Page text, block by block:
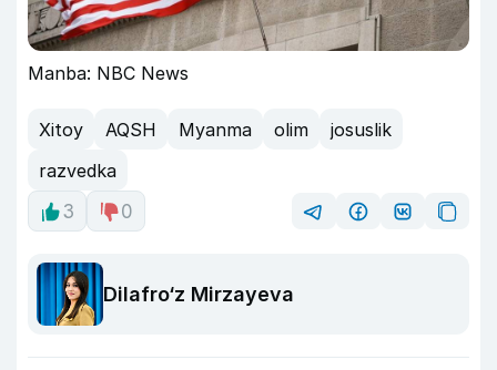
Manba: NBC News
Xitoy AQSH Myanma olim
josuslik
razvedka
3
0
Dilafro‘z Mirzayeva